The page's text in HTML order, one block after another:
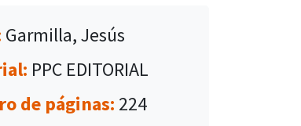
Garmilla, Jesús
PPC EDITORIAL
de páginas: 224